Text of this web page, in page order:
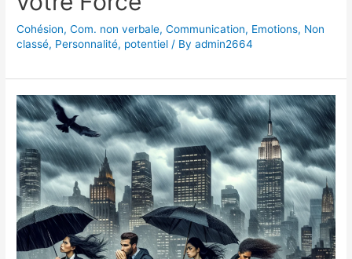
Cohésion,Com. non verbale,Communication, Emotions, Non
classé, Personnalité, potentiel / Byadmin2664